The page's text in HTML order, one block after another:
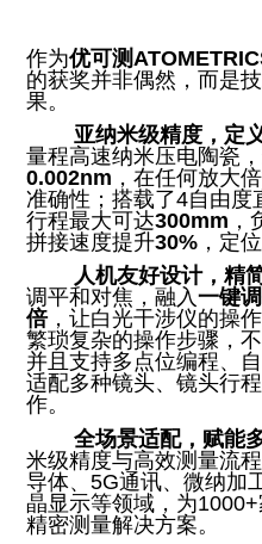
作为优可测
的获奖并非偶然，而是
果。
亚纳米级精度，定义
量程高速纳米压电陶瓷
0.002nm ，在任何放大
准确性；搭载了4自由度
行程最大可达300mm
拼接速度提升30% ，定
人机友好设计，精简
调平和对焦，融入一键
倍，让白光干涉仪的操
繁琐复杂的操作步骤，
并且支持多点位编程、
适配多种镜头、镜头行
作。
全场景适配，赋能
米级精度与高效测量流
导体、5G通讯、微纳加
晶显示等领域，为
精密测量解决方案。